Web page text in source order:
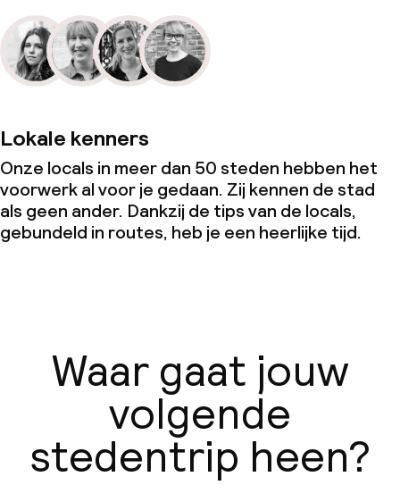
Lokale kenners
Onze locals in meer dan 50 steden hebben het
voorwerk al voor je gedaan. Zij kennen de stad
als geen ander. Dankzij de tips van de locals,
gebundeld in routes, heb je een heerlijke tijd.
Waar gaat jouw
volgende
stedentrip heen?